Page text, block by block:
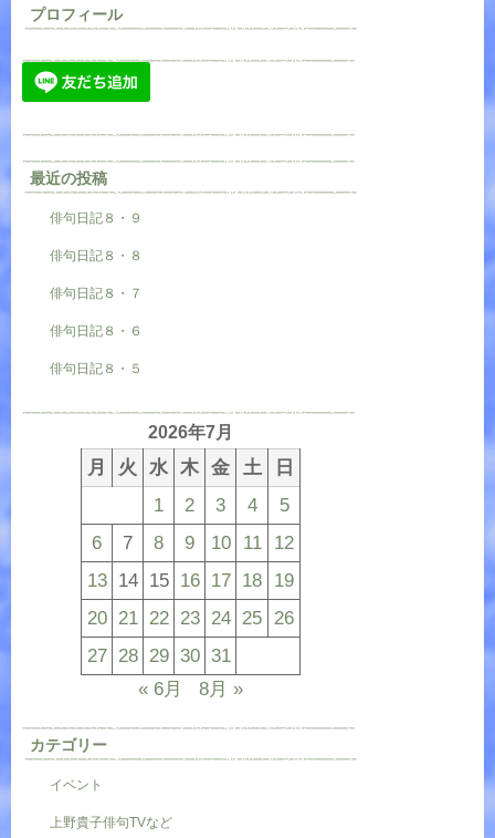
プロフィール
最近の投稿
俳句日記８・９
俳句日記８・８
俳句日記８・７
俳句日記８・６
俳句日記８・５
2026年7月
月 火 水 木 金 土
日
1
2 3 4
5
6
7 8 9 10 11
12
13 14 15 16 17 18 19
20 21 22 23 24 25 26
27 28 29 30 31
« 6月
8月 »
カテゴリー
イベント
上野貴子俳句TVなど